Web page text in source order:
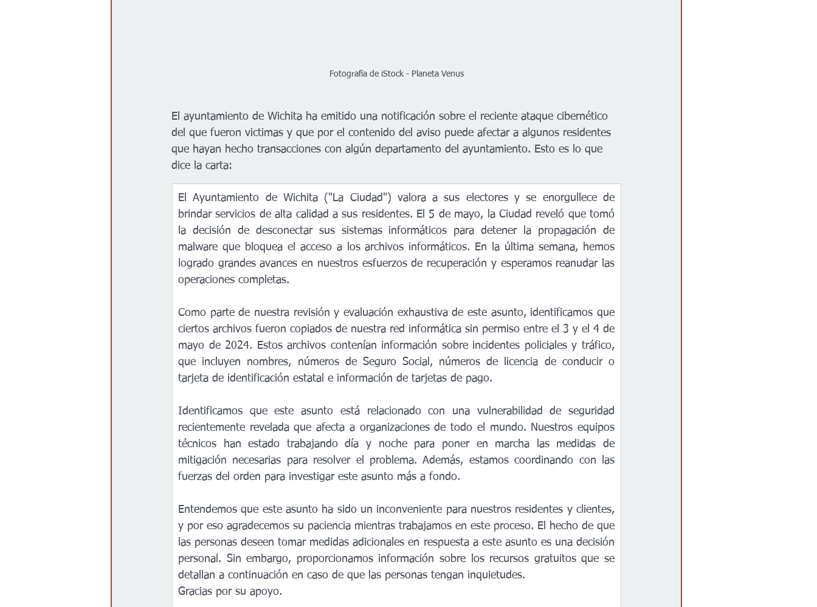
Fotografía de iStock - Planeta Venus
El ayuntamiento de Wichita ha emitido una notificación sobre el reciente ataque cibernético
del que fueron victimas y que por el contenido del aviso puede afectar a algunos residentes
que hayan hecho transacciones con algún departamento del ayuntamiento. Esto es lo que
dice la carta:
El Ayuntamiento de Wichita ("La Ciudad") valora a sus electores y se enorgullece de
brindar servicios de alta calidad a sus residentes. El 5 de mayo, la Ciudad reveló que tomó
la decisión de desconectar sus sistemas informáticos para detener la propagación de
malware que bloquea el acceso a los archivos informáticos. En la última semana, hemos
logrado grandes avances en nuestros esfuerzos de recuperación y esperamos reanudar las
operaciones completas.
Como parte de nuestra revisión y evaluación exhaustiva de este asunto, identificamos que
ciertos archivos fueron copiados de nuestra red informática sin permiso entre el 3 y el 4 de
mayo de 2024. Estos archivos contenían información sobre incidentes policiales y tráfico,
que incluyen nombres, números de Seguro Social, números de licencia de conducir o
tarjeta de identificación estatal e información de tarjetas de pago.
Identificamos que este asunto está relacionado con una vulnerabilidad de seguridad
recientemente revelada que afecta a organizaciones de todo el mundo. Nuestros equipos
técnicos han estado trabajando día y noche para poner en marcha las medidas de
mitigación necesarias para resolver el problema. Además, estamos coordinando con las
fuerzas del orden para investigar este asunto más a fondo.
Entendemos que este asunto ha sido un inconveniente para nuestros residentes y clientes,
y por eso agradecemos su paciencia mientras trabajamos en este proceso. El hecho de que
las personas deseen tomar medidas adicionales en respuesta a este asunto es una decisión
personal. Sin embargo, proporcionamos información sobre los recursos gratuitos que se
detallan a continuación en caso de que las personas tengan inquietudes.
Gracias por su apoyo.